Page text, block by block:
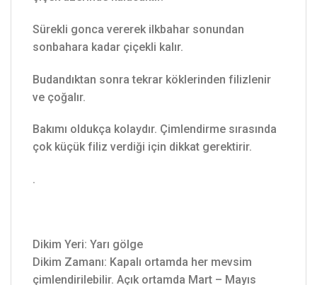
Sürekli gonca vererek ilkbahar sonundan
sonbahara kadar çiçekli kalır.
Budandıktan sonra tekrar köklerinden filizlenir
ve çoğalır.
Bakımı oldukça kolaydır. Çimlendirme sırasında
çok küçük filiz verdiği için dikkat gerektirir.
.
Dikim Yeri: Yarı gölge
Dikim Zamanı: Kapalı ortamda her mevsim
çimlendirilebilir. Açık ortamda Mart – Mayıs